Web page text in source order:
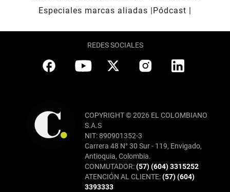
Especiales marcas aliadas
Pódcast
REDES SOCIALES
COPYRIGHT © 2026 EL COLOMBIANO
S.A.S
NIT: 890901352-3
Carrera 48 N° 30 Sur - 119, Envigado,
Antioquia, Colombia.
CONMUTADOR:(57) (604) 3315252
ATENCIÓN AL CLIENTE:(57) (604)
3393333